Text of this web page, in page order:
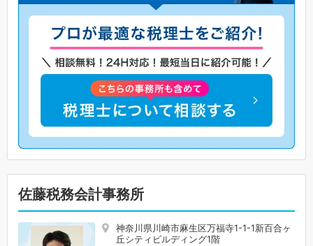
佐藤税務会計事務所
神奈川県川崎市麻生区万福寺1-1-1新百合ヶ
丘シティビルディング1階